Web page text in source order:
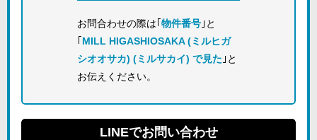
お問合わせの際は｢ 物件番号 ｣と
MILL HIGASHIOSAKA (ミルヒガ
シオオサカ) (ミルサカイ) で見た ｣と
お伝えください。
LINEでお問い合わせ